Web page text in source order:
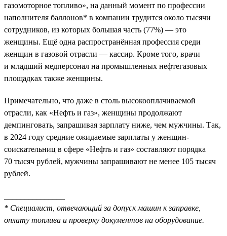
газомоторное топливо», на данный момент по профессии
наполнителя баллонов* в компании трудится около тысячи
сотрудников, из которых большая часть (77%) — это
женщины. Ещё одна распространённая профессия среди
женщин в газовой отрасли — кассир. Кроме того, врачи
и младший медперсонал на промышленных нефтегазовых
площадках также женщины.
Примечательно, что даже в столь высокооплачиваемой
отрасли, как «Нефть и газ», женщины продолжают
демпинговать, запрашивая зарплату ниже, чем мужчины. Так,
в 2024 году средние ожидаемые зарплаты у женщин-
соискательниц в сфере «Нефть и газ» составляют порядка
70 тысяч рублей, мужчины запрашивают не менее 105 тысяч
рублей.
* Специалист, отвечающий за допуск машин к заправке,
оплату топлива и проверку документов на оборудование.